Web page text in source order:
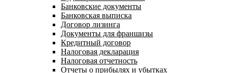
Банковские документы
Банковская выписка
Договор лизинга
Документы для франшизы
Кредитный договор
Налоговая декларация
Налоговая отчетность
Отчеты о прибылях и убытках